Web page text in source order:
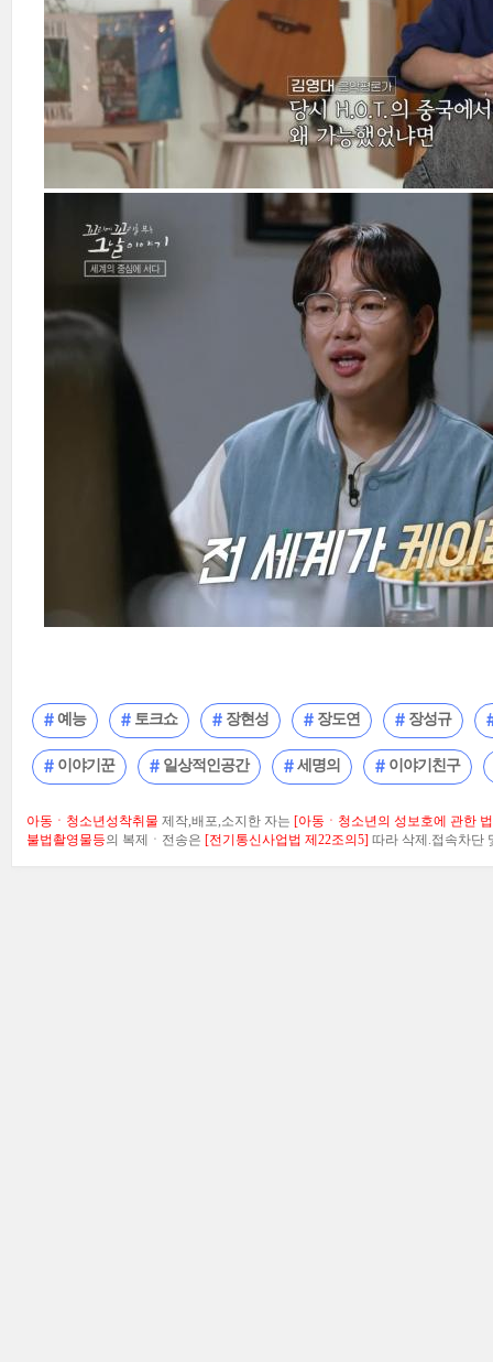
예능 토크쇼 장현성 장도연 장성규
이야기꾼 일상적인공간 세명의 이야기친구
아동ㆍ청소년성착취물 제작,배포,소지한 자는 [아동ㆍ청소년의 성보호에 관한
불법촬영물등의 복제ㆍ전송은 [전기통신사업법 제22조의5] 따라 삭제.접속차단